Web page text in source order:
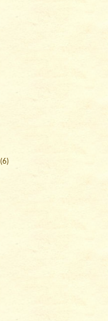
(6)